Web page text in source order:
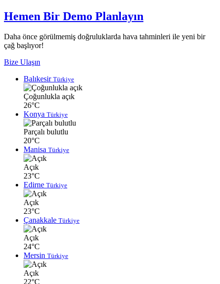
Hemen Bir Demo Planlayın
Daha önce görülmemiş doğruluklarda hava tahminleri ile yeni bir
çağ başlıyor!
Bize Ulaşın
Balıkesir Türkiye
Çoğunlukla açık
26°C
Konya Türkiye
Parçalı bulutlu
20°C
Manisa Türkiye
Açık
23°C
Edirne Türkiye
Açık
23°C
Çanakkale Türkiye
Açık
24°C
Mersin Türkiye
Açık
22°C